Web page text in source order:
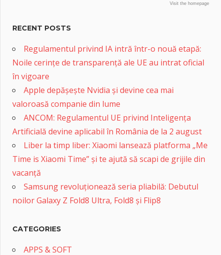
Visit the homepage
RECENT POSTS
Regulamentul privind IA intră într-o nouă etapă:
Noile cerințe de transparență ale UE au intrat oficial
în vigoare
Apple depășește Nvidia și devine cea mai
valoroasă companie din lume
ANCOM: Regulamentul UE privind Inteligența
Artificială devine aplicabil în România de la 2 august
Liber la timp liber: Xiaomi lansează platforma „Me
Time is Xiaomi Time” și te ajută să scapi de grijile din
vacanță
Samsung revoluționează seria pliabilă: Debutul
noilor Galaxy Z Fold8 Ultra, Fold8 și Flip8
CATEGORIES
APPS & SOFT